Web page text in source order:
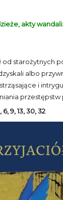
akty
od starożytnych
albo
i
przestępstw
9, 13, 30, 32